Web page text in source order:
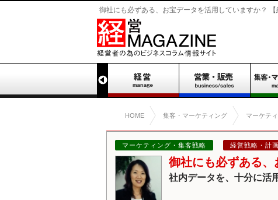
御社にも必ずある、お宝データを活用していますか？ 【
HOME 集客・マーケティング マーケテ
マーケティング・集客戦略 経営戦略・計画
御社にも必ずある、
社内データを、十分に活